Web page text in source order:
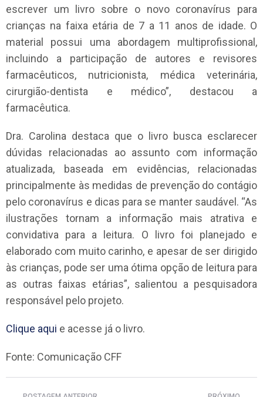
escrever um livro sobre o novo coronavírus para
crianças na faixa etária de 7 a 11 anos de idade. O
material possui uma abordagem multiprofissional,
incluindo a participação de autores e revisores
farmacêuticos, nutricionista, médica veterinária,
cirurgião-dentista e médico”, destacou a
farmacêutica.
Dra. Carolina destaca que o livro busca esclarecer
dúvidas relacionadas ao assunto com informação
atualizada, baseada em evidências, relacionadas
principalmente às medidas de prevenção do contágio
pelo coronavírus e dicas para se manter saudável. “As
ilustrações tornam a informação mais atrativa e
convidativa para a leitura. O livro foi planejado e
elaborado com muito carinho, e apesar de ser dirigido
às crianças, pode ser uma ótima opção de leitura para
as outras faixas etárias”, salientou a pesquisadora
responsável pelo projeto.
Clique aqui e acesse já o livro.
Fonte: Comunicação CFF